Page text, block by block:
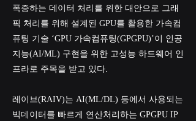
폭증하는 데이터 처리를 위한 대안으로 그래
픽 처리를 위해 설계된 GPU를 활용한 가속컴
퓨팅 기술 ‘GPU 가속컴퓨팅(GPGPU)’이 인공
지능(AI/ML) 구현을 위한 고성능 하드웨어 인
프라로 주목을 받고 있다.
레이브(RAIV)는 AI(ML/DL) 등에서 사용되는
빅데이터를 빠르게 연산처리하는 GPGPU IP